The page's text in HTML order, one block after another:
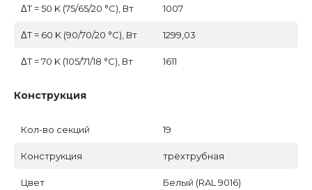
ΔT = 50 K (75/65/20 °C), Вт 1007
ΔT = 60 K (90/70/20 °C), Вт 1299,03
ΔT = 70 K (105/71/18 °C), Вт 1611
Конструкция
Кол-во секций 19
Конструкция трёхтрубная
Цвет Белый (RAL 9016)